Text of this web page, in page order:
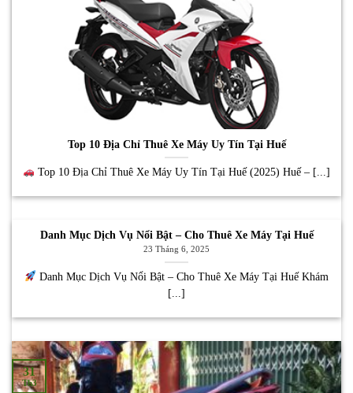
Top 10 Địa Chỉ Thuê Xe Máy Uy Tín Tại Huế
Top 10 Địa Chỉ Thuê Xe Máy Uy Tín Tại Huế (2025) Huế – [...]
Danh Mục Dịch Vụ Nổi Bật – Cho Thuê Xe Máy Tại Huế
23 Tháng 6, 2025
Danh Mục Dịch Vụ Nổi Bật – Cho Thuê Xe Máy Tại Huế Khám
[...]
31
Th3